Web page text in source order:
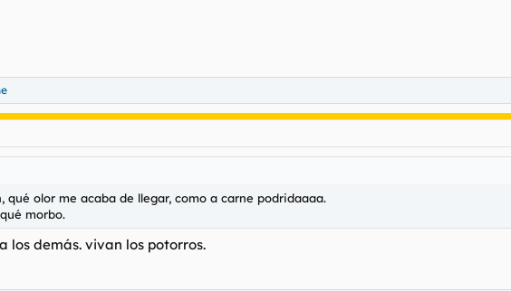
qué olor me acaba de llegar, como a carne podridaaaa.
morbo.
los demás. vivan los potorros.